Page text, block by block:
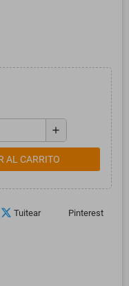
add
AL CARRITO
Tuitear Pinterest